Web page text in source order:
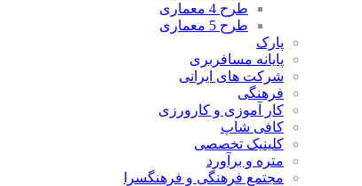
طرح 4 معماری
طرح 5 معماری
پارک
پایانه مسافربری
شرکت های ایرانی
فرهنگی
کار آموزی و کارورزی
کافی شاپ
کلینیک تخصصی
متره و برآورد
مجتمع فرهنگی و فرهنگسرا